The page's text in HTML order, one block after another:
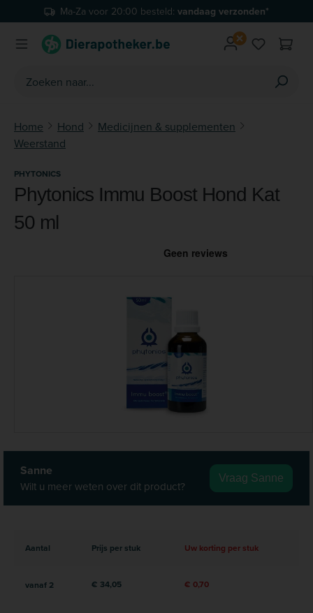
Ga naar de hoofdinhoudMa-Za voor 20:00 besteld: vandaag verzonden*
Je hebt
Home Hond
Medicijnen & supplementen
Weerstand
Sanne
Wilt u meer weten over dit product?
Vraag Sanne
PHYTONICS
Phytonics Immu Boost Hond Kat
50 ml
Aantal Prijs per stuk Uw korting per stuk
vanaf 2 € 34,05 € 0,70